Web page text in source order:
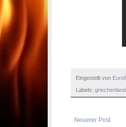
Eingestellt von
Labels: griechenland
Neuerer Post